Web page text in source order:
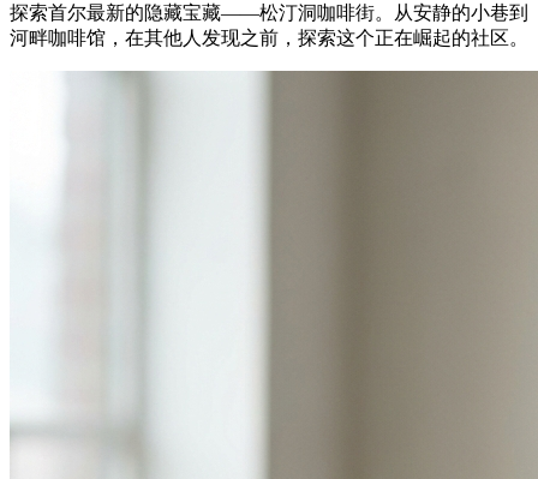
探索首尔最新的隐藏宝藏——松汀洞咖啡街。从安静的小巷到
河畔咖啡馆，在其他人发现之前，探索这个正在崛起的社区。